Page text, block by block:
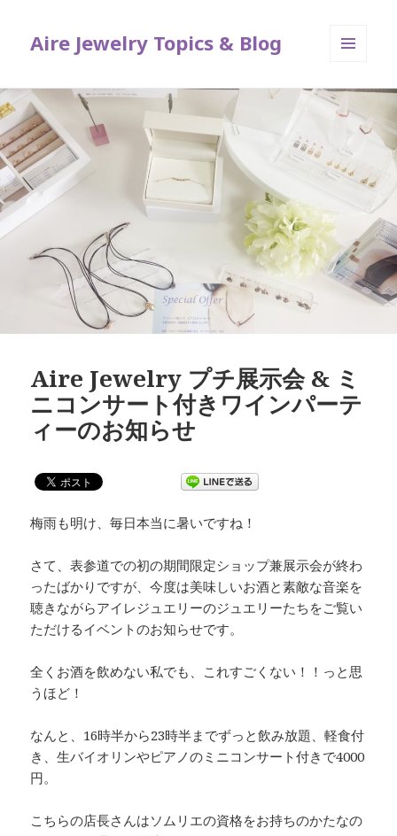
Aire Jewelry Topics & Blog
ーとウ
ィジェ
ット
Aire Jewelry プチ展示会 & ミ
ニコンサート付きワインパーテ
ィーのお知らせ
梅雨も明け、毎日本当に暑いですね！
さて、表参道での初の期間限定ショップ兼展示会が終わ
ったばかりですが、今度は美味しいお酒と素敵な音楽を
聴きながらアイレジュエリーのジュエリーたちをご覧い
ただけるイベントのお知らせです。
全くお酒を飲めない私でも、これすごくない！！っと思
うほど！
なんと、16時半から23時半までずっと飲み放題、軽食付
き、生バイオリンやピアノのミニコンサート付きで4000
円。
こちらの店長さんはソムリエの資格をお持ちのかたなの